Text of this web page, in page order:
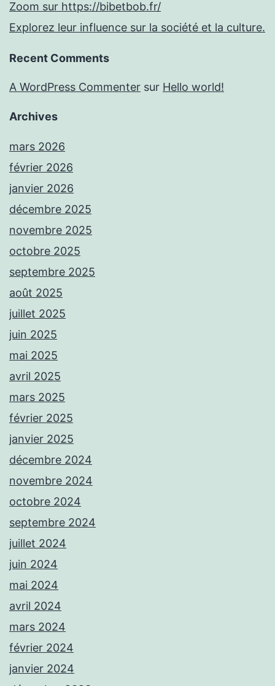
Zoom sur https://bibetbob.fr/
Explorez leur influence sur la société et la culture.
Recent Comments
A WordPress Commenter sur Hello world!
Archives
mars 2026
février 2026
janvier 2026
décembre 2025
novembre 2025
octobre 2025
septembre 2025
août 2025
juillet 2025
juin 2025
mai 2025
avril 2025
mars 2025
février 2025
janvier 2025
décembre 2024
novembre 2024
octobre 2024
septembre 2024
juillet 2024
juin 2024
mai 2024
avril 2024
mars 2024
février 2024
janvier 2024